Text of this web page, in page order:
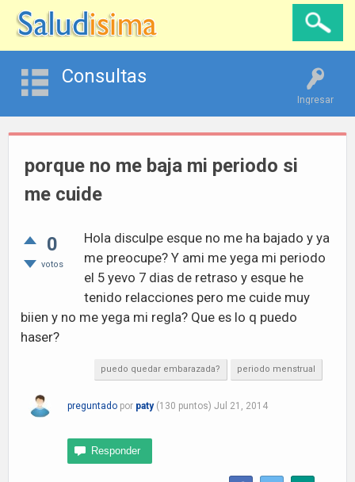
Ingresar
Consultas
porque no me baja mi periodo si
me cuide
0
votos
Hola disculpe esque no me ha bajado y ya
me preocupe? Y ami me yega mi periodo
el 5 yevo 7 dias de retraso y esque he
tenido relacciones pero me cuide muy
biien y no me yega mi regla? Que es lo q puedo
haser?
puedo quedar embarazada? periodo menstrual
preguntado por paty (130 puntos) Jul 21, 2014